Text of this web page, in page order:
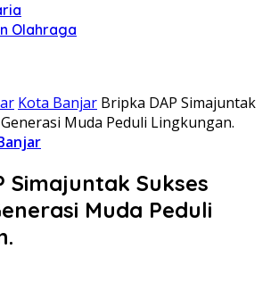
Olahraga
Kota Banjar Bripka DAP Simajuntak
Muda Peduli Lingkungan.
Simajuntak Sukses
Muda Peduli